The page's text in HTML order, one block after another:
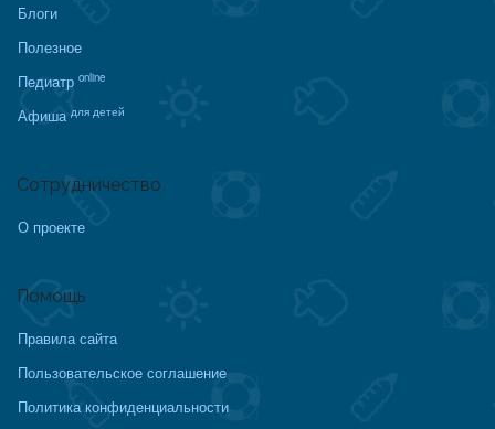
Блоги
Полезное
Педиатр online
Афиша для детей
Сотрудничество
О проекте
Помощь
Правила сайта
Пользовательское соглашение
Политика конфиденциальности